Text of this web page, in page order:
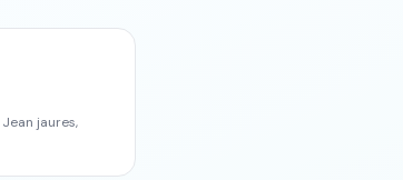
Jean jaures,